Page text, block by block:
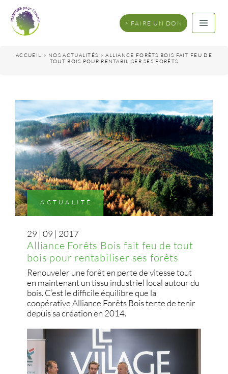
FAIRE UN DON
ACCUEIL > NOS ACTUALITÉS >ALLIANCE FORÊTS BOIS FAIT FEU DE
TOUT BOIS POUR RENTABILISER SES FORÊTS
ACTUALITÉ
29 | 09 | 2017
Alliance Forêts Bois fait feu de tout
bois pour rentabiliser ses forêts
Renouveler une forêt en perte de vitesse tout
en maintenant un tissu industriel local autour du
bois. C’est le difficile équilibre que la
coopérative Alliance Forêts Bois tente de tenir
depuis sa création en 2014.